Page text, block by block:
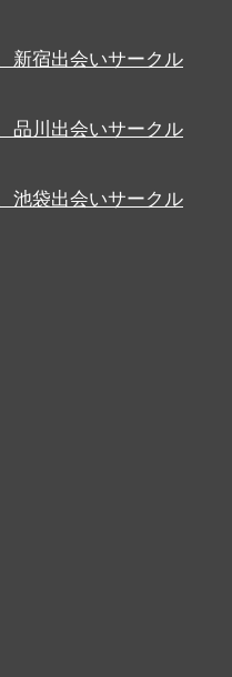
新宿出会いサークル
品川出会いサークル
池袋出会いサークル